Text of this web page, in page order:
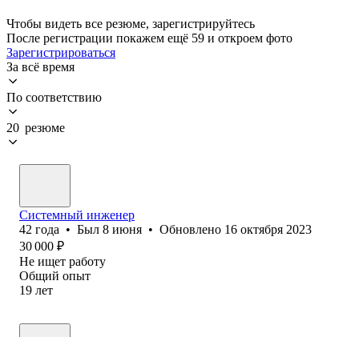
Чтобы видеть все резюме, зарегистрируйтесь
После регистрации покажем ещё 59 и откроем фото
Зарегистрироваться
За всё время
По соответствию
20 резюме
Системный инженер
42 года • Был 8 июня • Обновлено 16 октября 2023
30 000 ₽
Не ищет работу
Общий опыт
19 лет